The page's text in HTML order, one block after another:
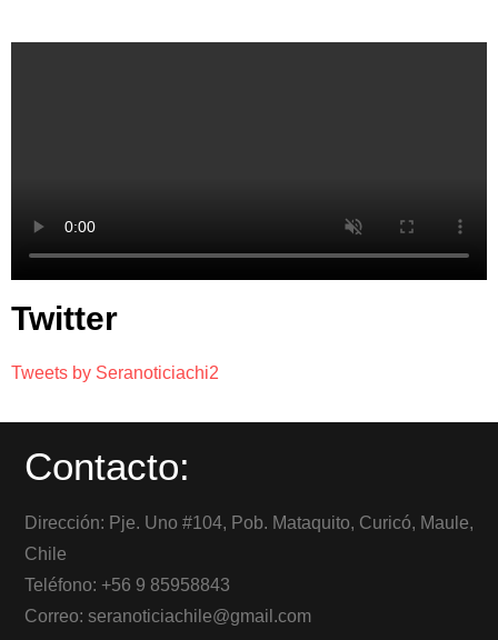
Twitter
Tweets by Seranoticiachi2
Contacto:
Dirección: Pje. Uno #104, Pob. Mataquito, Curicó, Maule,
Chile
Teléfono: +56 9 85958843
Correo: seranoticiachile@gmail.com